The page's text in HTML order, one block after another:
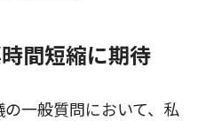
間短縮に期待
一般質問において、私